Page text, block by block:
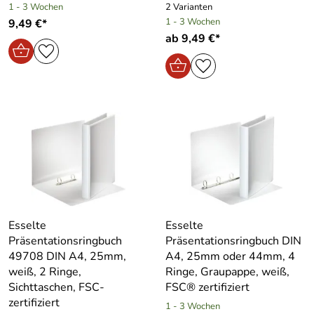
1 - 3 Wochen
9,49 €*
2 Varianten
1 - 3 Wochen
ab 9,49 €*
Esselte
Präsentationsringbuch
49708 DIN A4, 25mm,
weiß, 2 Ringe,
Sichttaschen, FSC-
zertifiziert
Esselte
Präsentationsringbuch DIN
A4, 25mm oder 44mm, 4
Ringe, Graupappe, weiß,
FSC® zertifiziert
1 - 3 Wochen